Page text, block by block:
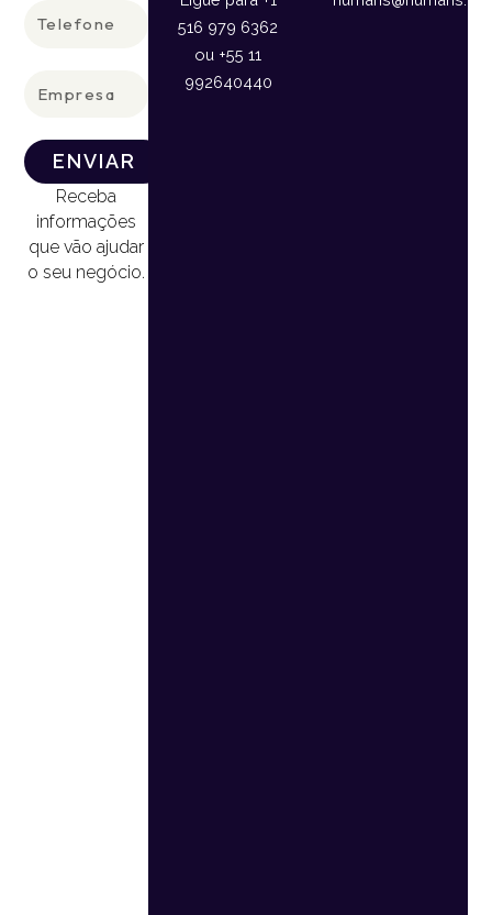
ENVIAR
Receba
informações
que vão ajudar
o seu negócio.
516 979 6362
ou +55 11
992640440